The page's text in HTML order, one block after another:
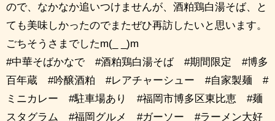
ので、なかなか追いつけませんが、酒粕鶏白湯そば、と
ても美味しかったのでまたぜひ再訪したいと思います。
ごちそうさまでしたm(_ _)m
#中華そばかなで #酒粕鶏白湯そば #期間限定 #博多
百年蔵 #吟醸酒粕 #レアチャーシュー #自家製麺 #
ミニカレー #駐車場あり #福岡市博多区東比恵 #麺
スタグラム #福岡グルメ #ガーソー #ラーメン大好